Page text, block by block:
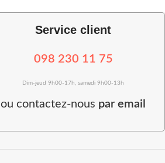
Service client
098 230 11 75
Dim-jeud 9h00-17h, samedi 9h00-13h
oucontactez-nous par email